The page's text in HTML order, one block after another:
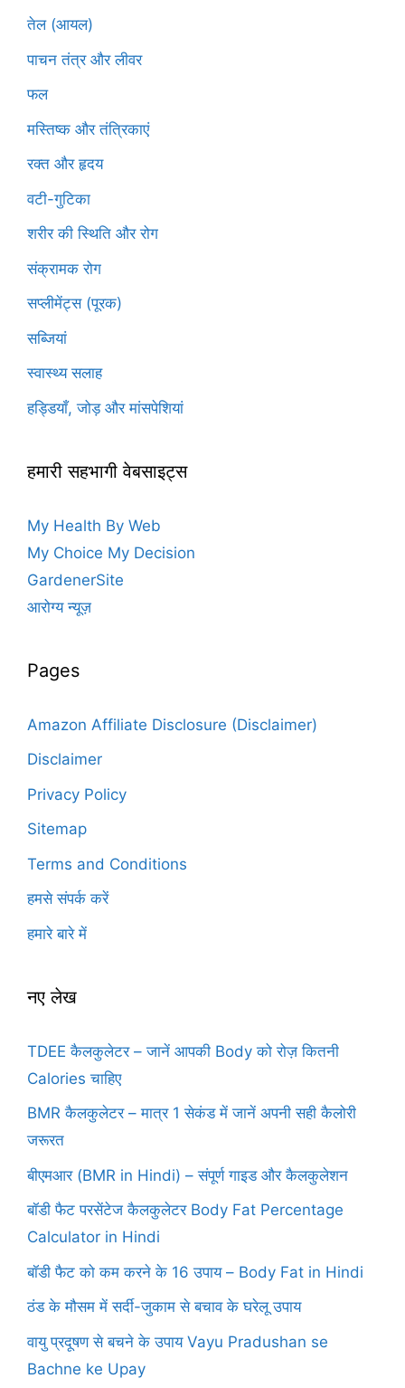
तेल (आयल)
पाचन तंत्र और लीवर
फल
मस्तिष्क और तंत्रिकाएं
रक्त और हृदय
वटी-गुटिका
शरीर की स्थिति और रोग
संक्रामक रोग
सप्लीमेंट्स (पूरक)
सब्जियां
स्वास्थ्य सलाह
हड्डियाँ, जोड़ और मांसपेशियां
हमारी सहभागी वेबसाइट्स
My Health By Web
My Choice My Decision
GardenerSite
आरोग्य न्यूज़
Pages
Amazon Affiliate Disclosure (Disclaimer)
Disclaimer
Privacy Policy
Sitemap
Terms and Conditions
हमसे संपर्क करें
हमारे बारे में
नए लेख
TDEE कैलकुलेटर – जानें आपकी Body को रोज़ कितनी
Calories चाहिए
BMR कैलकुलेटर – मात्र 1 सेकंड में जानें अपनी सही कैलोरी
जरूरत
बीएमआर (BMR in Hindi) – संपूर्ण गाइड और कैलकुलेशन
बॉडी फैट परसेंटेज कैलकुलेटर Body Fat Percentage
Calculator in Hindi
बॉडी फैट को कम करने के 16 उपाय – Body Fat in Hindi
ठंड के मौसम में सर्दी-जुकाम से बचाव के घरेलू उपाय
वायु प्रदूषण से बचने के उपाय Vayu Pradushan se
Bachne ke Upay